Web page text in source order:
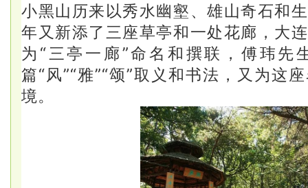
小黑山历来以秀水幽壑、雄山奇石和
年又新添了三座草亭和一处花廊，大
为“三亭一廊”命名和撰联， 傅玮先
篇“风”“雅”“颂”取义和书法，又为这
境。